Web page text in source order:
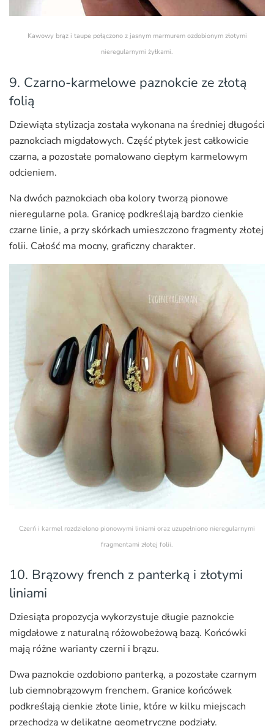
Kawowy brąz i taupe połączono z jasnym marmurem ozdobionym złotymi
nieregularnymi żyłkami.
9. Czarno-karmelowe paznokcie ze złotą
folią
Dziewiąta stylizacja została wykonana na średniej długości
paznokciach migdałowych. Część płytek jest całkowicie
czarna, a pozostałe pomalowano ciepłym karmelowym
odcieniem.
Na dwóch paznokciach oba kolory tworzą pionowe
nieregularne pola. Granicę podkreślają bardzo cienkie
czarne linie, a przy skórkach umieszczono fragmenty złotej
folii. Całość ma mocny, graficzny charakter.
Czerń i karmel rozdzielono pionowymi liniami oraz uzupełniono nieregularnymi
fragmentami złotej folii.
10. Brązowy french z panterką i złotymi
liniami
Dziesiąta propozycja wykorzystuje długie paznokcie
migdałowe z naturalną różowobeżową bazą. Końcówki
mają różne warianty czerni i brązu.
Dwa paznokcie ozdobiono panterką, a pozostałe czarnym
lub ciemnobrązowym frenchem. Granice końcówek
podkreślają cienkie złote linie, które w kilku miejscach
przechodzą w delikatne geometryczne podziały.